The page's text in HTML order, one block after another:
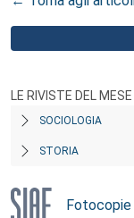
LE RIVISTE DEL MESE
SOCIOLOGIA
STORIA
Fotocopie